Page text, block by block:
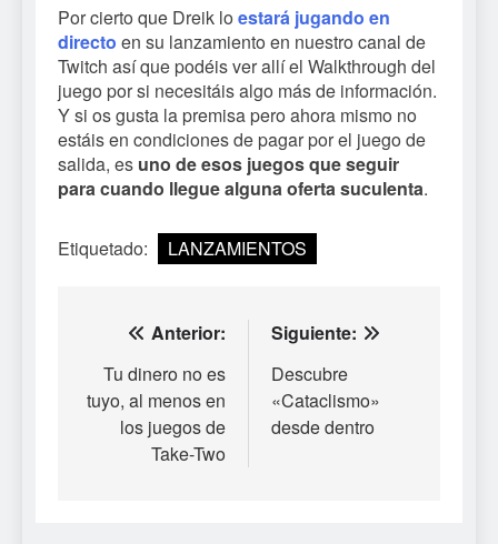
Por cierto que Dreik lo estará jugando en
directo en su lanzamiento en nuestro canal de
Twitch así que podéis ver allí el Walkthrough del
juego por si necesitáis algo más de información.
Y si os gusta la premisa pero ahora mismo no
estáis en condiciones de pagar por el juego de
salida, es uno de esos juegos que seguir
para cuando llegue alguna oferta suculenta.
Etiquetado: LANZAMIENTOS
Navegación
de
entradas
Anterior:
Tu dinero no es
tuyo, al menos en
los juegos de
Take-Two
Siguiente:
Descubre
«Cataclismo»
desde dentro